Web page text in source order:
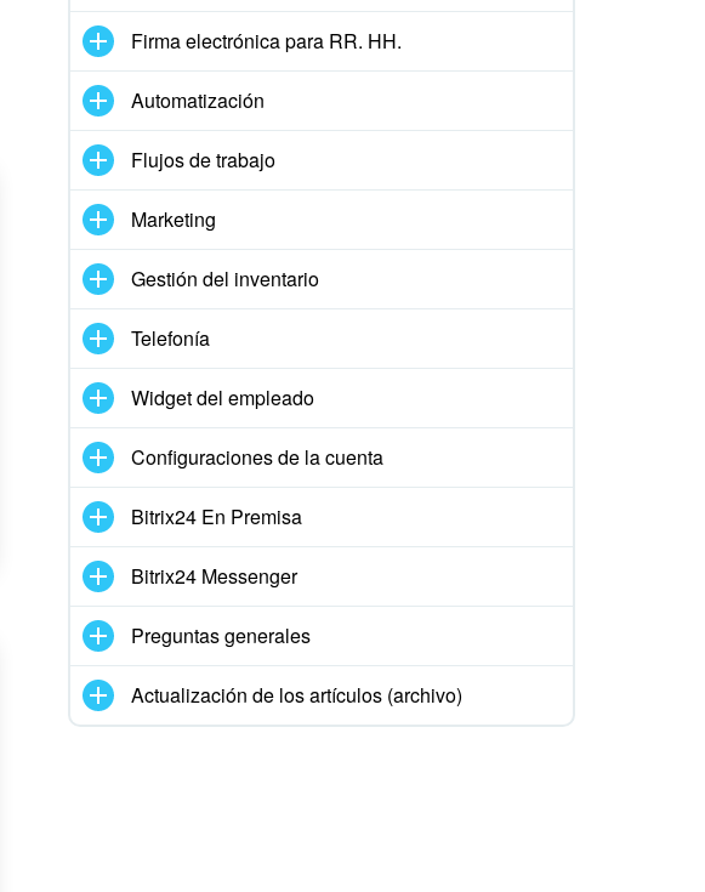
Firma electrónica para RR. HH.
Automatización
Flujos de trabajo
Marketing
Gestión del inventario
Telefonía
Widget del empleado
Configuraciones de la cuenta
Bitrix24 En Premisa
Bitrix24 Messenger
Preguntas generales
Actualización de los artículos (archivo)